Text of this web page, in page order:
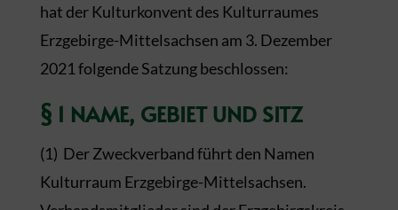
hat der Kulturkonvent des Kulturraumes
Erzgebirge-Mittelsachsen am 3. Dezember
2021 folgende Satzung beschlossen:
§ 1 NAME, GEBIET UND SITZ
(1) Der Zweckverband führt den Namen
Kulturraum Erzgebirge-Mittelsachsen.